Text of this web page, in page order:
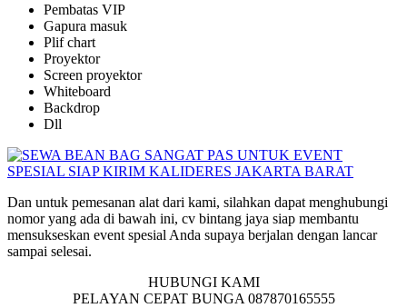
Pembatas VIP
Gapura masuk
Plif chart
Proyektor
Screen proyektor
Whiteboard
Backdrop
Dll
Dan untuk pemesanan alat dari kami, silahkan dapat menghubungi
nomor yang ada di bawah ini, cv bintang jaya siap membantu
mensukseskan event spesial Anda supaya berjalan dengan lancar
sampai selesai.
HUBUNGI KAMI
PELAYAN CEPAT BUNGA 087870165555